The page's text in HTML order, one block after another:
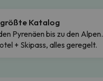
Katalog
Pyrenäen bis zu den Alpen.
+ Skipass, alles geregelt.